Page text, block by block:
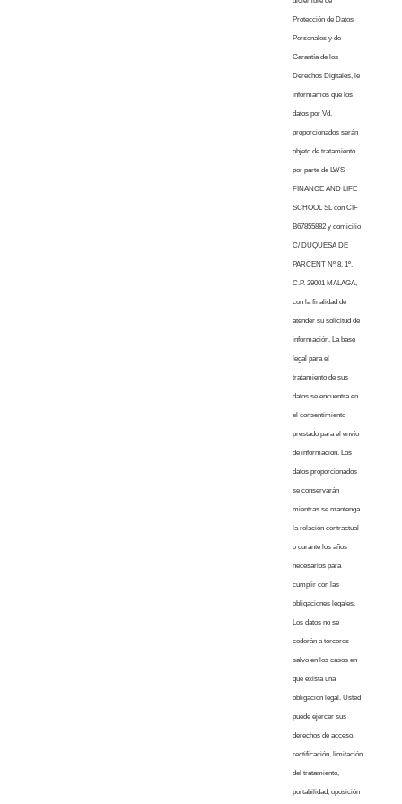
Protección de Datos
Personales y de
Garantía de los
Derechos Digitales, le
informamos que los
datos por Vd.
proporcionados serán
objeto de tratamiento
por parte de LWS
FINANCE AND LIFE
SCHOOL SL con CIF
B67855882 y domicilio
C/ DUQUESA DE
PARCENT Nº 8, 1º,
C.P. 29001 MALAGA,
con la finalidad de
atender su solicitud de
información. La base
legal para el
tratamiento de sus
datos se encuentra en
el consentimiento
prestado para el envío
de información. Los
datos proporcionados
se conservarán
mientras se mantenga
la relación contractual
o durante los años
necesarios para
cumplir con las
obligaciones legales.
Los datos no se
cederán a terceros
salvo en los casos en
que exista una
obligación legal. Usted
puede ejercer sus
derechos de acceso,
rectificación, limitación
del tratamiento,
portabilidad, oposición